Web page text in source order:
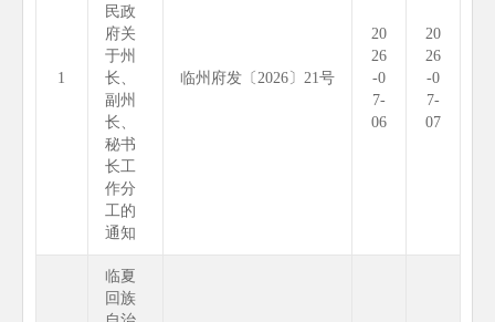
1
民政
府关
于州
长、
副州
长、
秘书
长工
作分
工的
通知
临州府发〔2026〕21号
20
26
-0
7-
06
20
26
-0
7-
07
临夏
回族